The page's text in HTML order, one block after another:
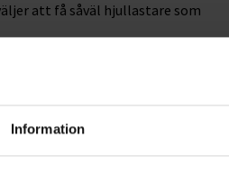
Information
att få såväl hjullastare som